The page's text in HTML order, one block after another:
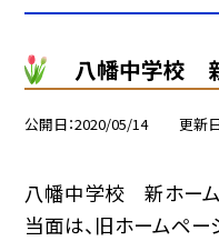
八幡中学校
公開日 2020/05/14 更新
八幡中学校 新ホーム
当面は、旧ホームペー